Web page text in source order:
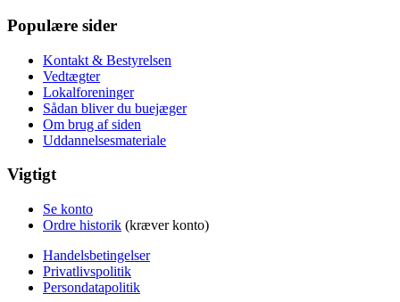
Populære sider
Kontakt & Bestyrelsen
Vedtægter
Lokalforeninger
Sådan bliver du buejæger
Om brug af siden
Uddannelsesmateriale
Vigtigt
Se konto
Ordre historik (kræver konto)
Handelsbetingelser
Privatlivspolitik
Persondatapolitik